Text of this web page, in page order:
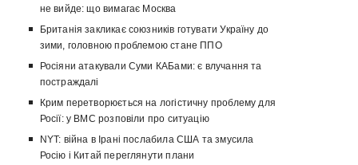
не вийде: що вимагає Москва
Британія закликає союзників готувати Україну до
зими, головною проблемою стане ППО
Росіяни атакували Суми КАБами: є влучання та
постраждалі
Крим перетворюється на логістичну проблему для
Росії: у ВМС розповіли про ситуацію
NYT: війна в Ірані послабила США та змусила
Росію і Китай переглянути плани